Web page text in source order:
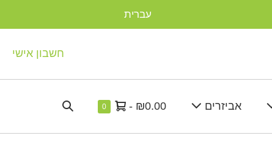
עברית
חשבון אישי
אביזרים
סל
₪0.00
-
0
Items
Search